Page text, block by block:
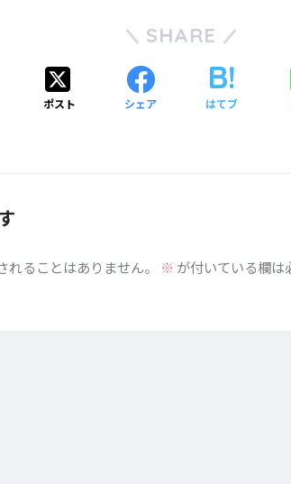
SHARE
ポスト シェア はてブ
ることはありません。 ※ が付いている欄は